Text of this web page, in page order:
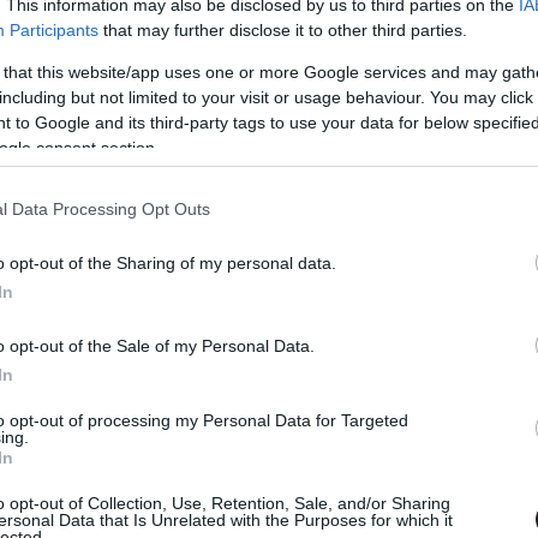
This information may also be disclosed by us to third parties on the
Participants that may further disclose it to other third parties.
that this website/app uses one or more Google services and may
but not limited to your visit or usage behaviour. You may
to Google and its third-party tags to use your data for below
consent section.
Data Processing Opt Outs
opt-out of the Sharing of my personal data.
opt-out of the Sale of my Personal Data.
opt-out of processing my Personal Data for Targeted
opt-out of Collection, Use, Retention, Sale, and/or Sharing
Data that Is Unrelated with the Purposes for which it
üzenetet, hanem a narratíva és annak minden
ami minket közvetlenül szerencsére nem
felelős a másikért. A Wind River nem csak
céllal készült el. Véletlenül sem akarom elrontani ezt
a nők, de igazából nemtől függetlenül is véghezvitt
mégis kíméletlenül, szívbemarkolóan meséli
ritkán látni a mozik vásznain. A rendező finom
játéka tette lehetővé, aki számomra mostanában
nagy név Hollywoodban. Az Érkezés során
vagyok benne, hogy nem csak belelátom azt a
fel forradalmain széles eszköztárat, annak
(érdekes, mintha magát a filmet jellemeztem volna).
jelen van a filmben, ám az idő nagyjában
kerül a felszínre.